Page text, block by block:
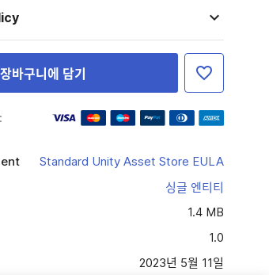
장바구니에 담기
Standard Unity Asset Store EULA
싱글 엔티티
1.4 MB
1.0
2023년 5월 11일